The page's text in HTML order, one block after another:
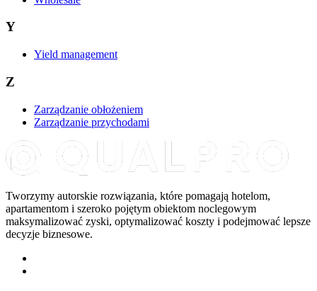
Y
Yield management
Z
Zarządzanie obłożeniem
Zarządzanie przychodami
Tworzymy autorskie rozwiązania, które pomagają hotelom,
apartamentom i szeroko pojętym obiektom noclegowym
maksymalizować zyski, optymalizować koszty i podejmować lepsze
decyzje biznesowe.